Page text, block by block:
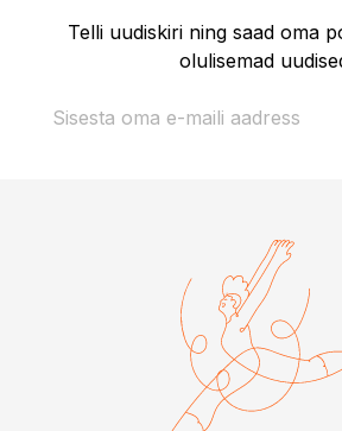
Telli uudiskiri ning saad oma
olulisemad